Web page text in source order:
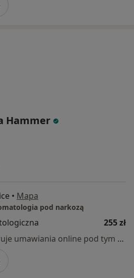
Hammer
• Mapa
pod narkozą
255 zł
Specjalista nie oferuje umawiania online pod tym adresem.